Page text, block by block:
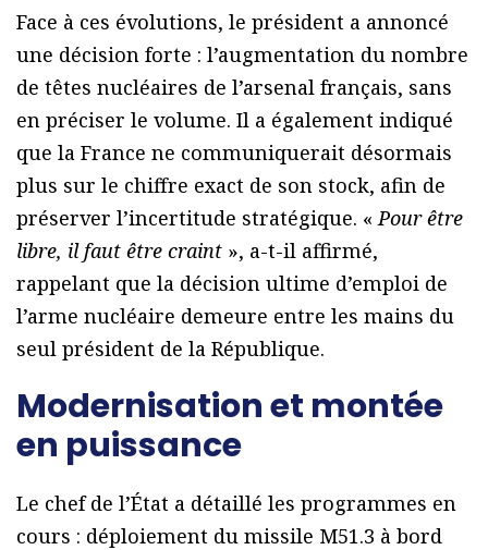
Face à ces évolutions, le président a annoncé
une décision forte : l’augmentation du nombre
de têtes nucléaires de l’arsenal français, sans
en préciser le volume. Il a également indiqué
que la France ne communiquerait désormais
plus sur le chiffre exact de son stock, afin de
préserver l’incertitude stratégique. «Pour être
libre, il faut être craint », a-t-il affirmé,
rappelant que la décision ultime d’emploi de
l’arme nucléaire demeure entre les mains du
seul président de la République.
Modernisation et montée
en puissance
Le chef de l’État a détaillé les programmes en
cours : déploiement du missile M51.3 à bord